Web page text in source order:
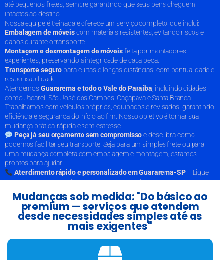
até pequenos fretes, sempre garantindo que seus bens cheguem
intactos ao destino.
Nossa equipe é treinada e oferece um serviço completo, que inclui:
Embalagem de móveiscom materiais resistentes, evitando riscos e
danos durante o transporte.
Montagem e desmontagem de móveisfeita por montadores
experientes, preservando a integridade de cada peça.
Transporte seguro para curtas e longas distâncias, com pontualidade e
responsabilidade.
AtendemosGuararema e todo o Vale do Paraíba , incluindo cidades
como Jacareí, São José dos Campos, Caçapava e Santa Branca.
Trabalhamos com veículos próprios, equipados e revisados, garantindo
eficiência e segurança do início ao fim. Nosso objetivo é tornar sua
mudança prática, rápida e sem estresse.
Peça já seu orçamento sem compromissoe descubra como
podemos facilitar seu transporte. Seja para um simples frete ou para
uma mudança completa com embalagem e montagem, estamos
prontos para ajudar.
Atendimento rápido e personalizado em Guararema-SP– Ligue
agora e tenha sua mudança segura e tranquila!
Mudanças sob medida: "Do básico ao
premium — serviços que atendem
desde necessidades simples até as
mais exigentes"